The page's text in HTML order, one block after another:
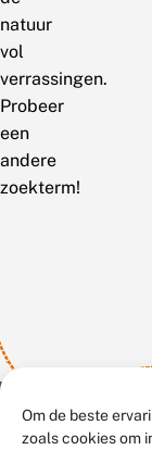
Om de beste
zoals cookies om
natuur
vol
verrassingen.
Probeer
een
andere
zoekterm!